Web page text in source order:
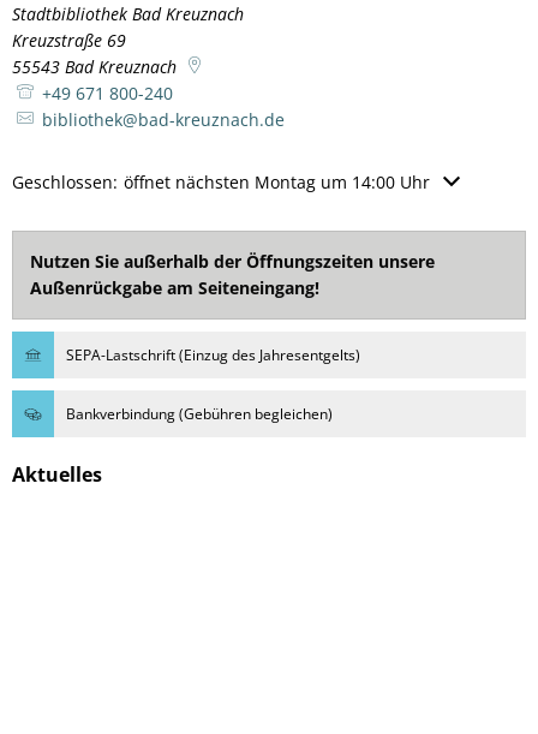
Stadtbibliothek Bad Kreuznach
Kreuzstraße 69
55543 Bad Kreuznach
+49 671 800-240
bibliothek@bad-kreuznach.de
Klicken, um weitere Öffnungs- oder Schließzeiten auszublenden
Geschlossen: öffnet nächsten Montag um 14:00 Uhr
Nutzen Sie außerhalb der Öffnungszeiten unsere
Außenrückgabe am Seiteneingang!
SEPA-Lastschrift (Einzug des Jahresentgelts)
Bankverbindung (Gebühren begleichen)
Aktuelles